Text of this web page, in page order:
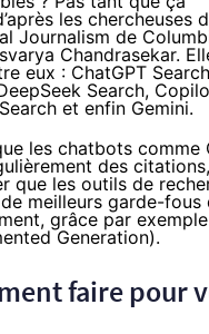
les chercheuses
Journalism de
Chandrasekar.
eux : ChatGPT
Search,
et enfin Gemini.
les chatbots comme
des
que les outils de
de meilleurs garde-fous
grâce par exemple
Generation).
faire pour